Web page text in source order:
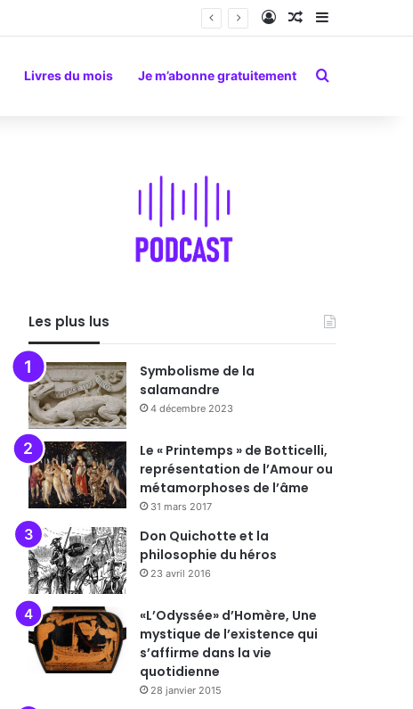
Connexion
Article Aléatoire
Sidebar
Livres du mois Je m’abonne gratuitement Rechercher
Les plus lus
Symbolisme de la
salamandre
4 décembre 2023
Le « Printemps » de Botticelli,
représentation de l’Amour ou
métamorphoses de l’âme
31 mars 2017
Don Quichotte et la
philosophie du héros
23 avril 2016
«L’Odyssée» d’Homère, Une
mystique de l’existence qui
s’affirme dans la vie
quotidienne
28 janvier 2015